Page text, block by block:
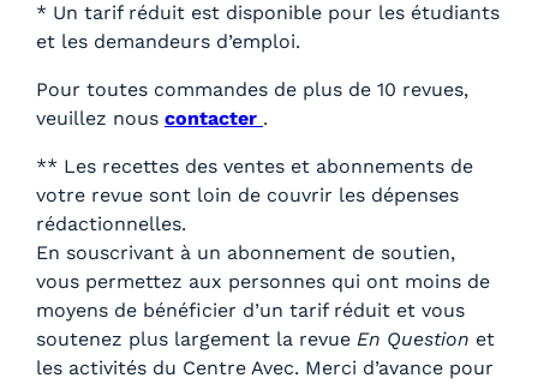
* Un tarif réduit est disponible pour les étudiants
et les demandeurs d’emploi.
Pour toutes commandes de plus de 10 revues,
veuillez nous contacter .
** Les recettes des ventes et abonnements de
votre revue sont loin de couvrir les dépenses
rédactionnelles.
En souscrivant à un abonnement de soutien,
vous permettez aux personnes qui ont moins de
moyens de bénéficier d’un tarif réduit et vous
soutenez plus largement la revue En Question et
les activités du Centre Avec. Merci d’avance pour